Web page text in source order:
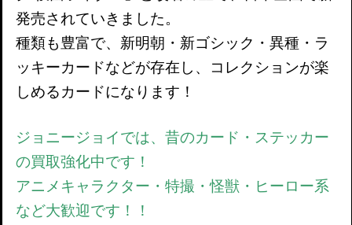
発売されていきました。
種類も豊富で、新明朝・新ゴシック・異種・ラ
ッキーカードなどが存在し、コレクションが楽
しめるカードになります！
ジョニージョイでは、昔のカード・ステッカー
の買取強化中です！
アニメキャラクター・特撮・怪獣・ヒーロー系
など大歓迎です！！